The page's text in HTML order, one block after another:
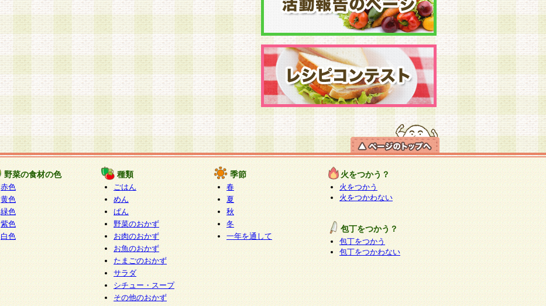
野菜の食材の色
赤色
黄色
緑色
紫色
白色
種類
ごはん
めん
ぱん
野菜のおかず
お肉のおかず
お魚のおかず
たまごのおかず
サラダ
シチュー・スープ
その他のおかず
季節
春
夏
秋
冬
一年を通して
火をつかう？
火をつかう
火をつかわない
包丁をつかう？
包丁をつかう
包丁をつかわない